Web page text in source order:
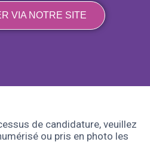
VIA NOTRE SITE
de candidature, veuillez
ou pris en photo les